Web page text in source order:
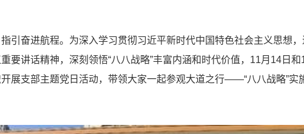
引奋进航程。为深入学习贯彻习近平新时代中国特色社会主义思想
要讲话精神，深刻领悟“八八战略”丰富内涵和时代价值，11月14日
展支部主题党日活动，带领大家一起参观大道之行——“八八战略”实